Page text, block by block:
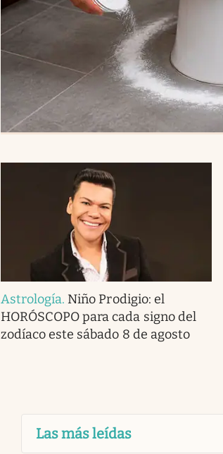
Astrología. Niño Prodigio: el
HORÓSCOPO para cada signo del
zodíaco este sábado 8 de agosto
Las más leídas